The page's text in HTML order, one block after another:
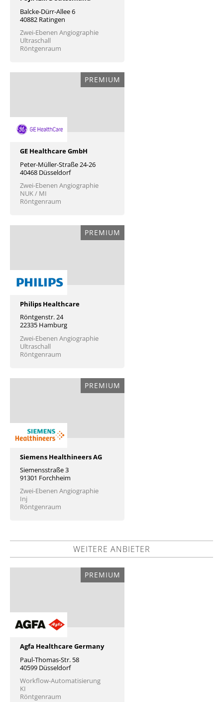
Balcke-Dürr-Allee 6
40882 Ratingen
Zwei-Ebenen Angiographie
Ultraschall
Röntgenraum
PREMIUM
GE Healthcare GmbH
Peter-Müller-Straße 24-26
40468 Düsseldorf
Zwei-Ebenen Angiographie
NUK / MI
Röntgenraum
PREMIUM
Philips Healthcare
Röntgenstr. 24
22335 Hamburg
Zwei-Ebenen Angiographie
Ultraschall
Röntgenraum
PREMIUM
Siemens Healthineers AG
Siemensstraße 3
91301 Forchheim
Zwei-Ebenen Angiographie
Inj
Röntgenraum
WEITERE ANBIETER
PREMIUM
Agfa Healthcare Germany
Paul-Thomas-Str. 58
40599 Düsseldorf
Workflow-Automatisierung
KI
Röntgenraum